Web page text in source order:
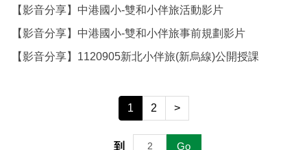
【影音分享】中港國小-雙和小伴旅活動影片
【影音分享】中港國小-雙和小伴旅事前規劃影片
【影音分享】1120905新北小伴旅(新烏線)公開授課
1 2 >
到 Go